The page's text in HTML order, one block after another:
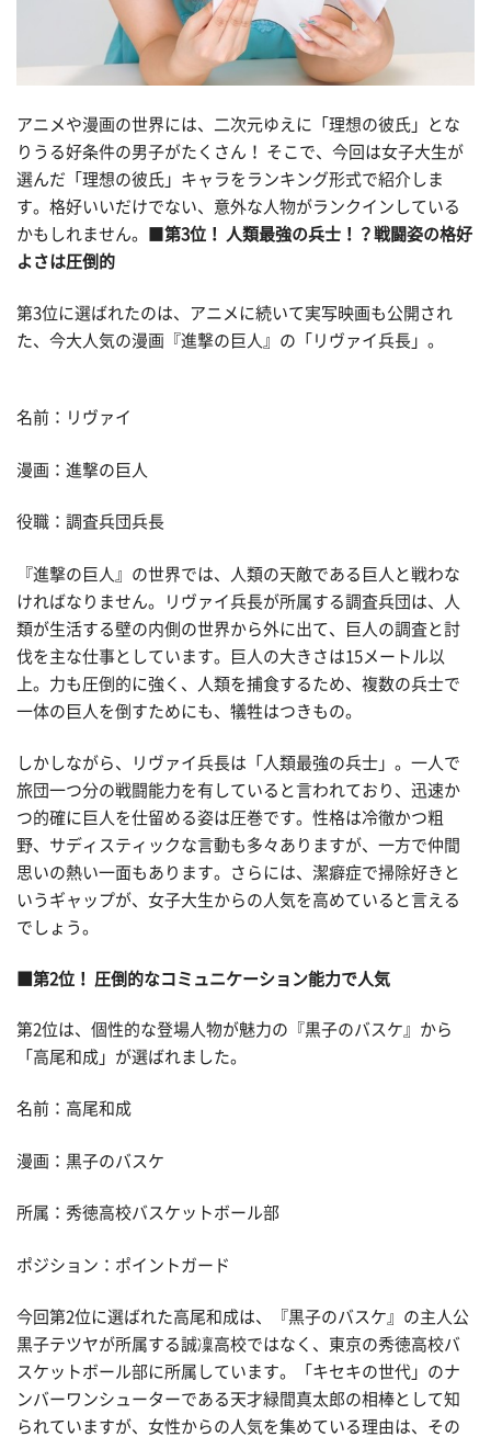
アニメや漫画の世界には、二次元ゆえに「理想の彼氏」とな
りうる好条件の男子がたくさん！ そこで、今回は女子大生が
選んだ「理想の彼氏」キャラをランキング形式で紹介しま
す。格好いいだけでない、意外な人物がランクインしている
かもしれません。■第3位！ 人類最強の兵士！？戦闘姿の格好
よさは圧倒的
第3位に選ばれたのは、アニメに続いて実写映画も公開され
た、今大人気の漫画『進撃の巨人』の「リヴァイ兵長」。
名前：リヴァイ
漫画：進撃の巨人
役職：調査兵団兵長
『進撃の巨人』の世界では、人類の天敵である巨人と戦わな
ければなりません。リヴァイ兵長が所属する調査兵団は、人
類が生活する壁の内側の世界から外に出て、巨人の調査と討
伐を主な仕事としています。巨人の大きさは15メートル以
上。力も圧倒的に強く、人類を捕食するため、複数の兵士で
一体の巨人を倒すためにも、犠牲はつきもの。
しかしながら、リヴァイ兵長は「人類最強の兵士」。一人で
旅団一つ分の戦闘能力を有していると言われており、迅速か
つ的確に巨人を仕留める姿は圧巻です。性格は冷徹かつ粗
野、サディスティックな言動も多々ありますが、一方で仲間
思いの熱い一面もあります。さらには、潔癖症で掃除好きと
いうギャップが、女子大生からの人気を高めていると言える
でしょう。
■第2位！ 圧倒的なコミュニケーション能力で人気
第2位は、個性的な登場人物が魅力の『黒子のバスケ』から
「高尾和成」が選ばれました。
名前：高尾和成
漫画：黒子のバスケ
所属：秀徳高校バスケットボール部
ポジション：ポイントガード
今回第2位に選ばれた高尾和成は、『黒子のバスケ』の主人公
黒子テツヤが所属する誠凜高校ではなく、東京の秀徳高校バ
スケットボール部に所属しています。「キセキの世代」のナ
ンバーワンシューターである天才緑間真太郎の相棒として知
られていますが、女性からの人気を集めている理由は、その